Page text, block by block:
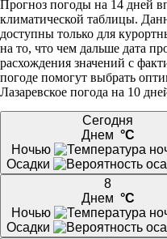
Прогноз погоды на 14 дней
климатической таблицы.
доступны только для
на то, что чем дальше дата
расхождения значений с
погоде помогут выбрать
Лазаревское погода на 10
Сегодня
Днем °C
Ночью
Осадки
8
Днем °C
Ночью
Осадки